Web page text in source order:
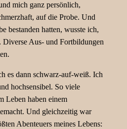
mich ganz persönlich,
auf die Probe. Und
bestanden hatten, wusste ich,
Aus- und Fortbildungen
es dann schwarz-auf-weiß. Ich
hochsensibel. So viele
Leben haben einem
Und gleichzeitig war
Abenteuers meines Lebens: